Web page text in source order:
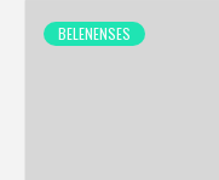
BELENENSES